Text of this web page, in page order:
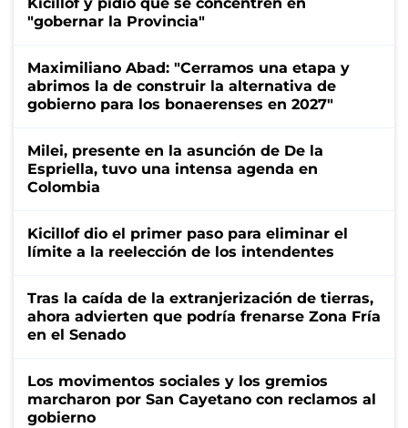
"gobernar la Provincia"
Maximiliano Abad: "Cerramos una etapa y
abrimos la de construir la alternativa de
gobierno para los bonaerenses en 2027"
Milei, presente en la asunción de De la
Espriella, tuvo una intensa agenda en
Colombia
Kicillof dio el primer paso para eliminar el
límite a la reelección de los intendentes
Tras la caída de la extranjerización de tierras,
ahora advierten que podría frenarse Zona Fría
en el Senado
Los movimentos sociales y los gremios
marcharon por San Cayetano con reclamos al
gobierno